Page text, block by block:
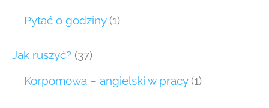
Pytać o godziny(1)
Jak ruszyć? (37)
Korpomowa – angielski w pracy(1)